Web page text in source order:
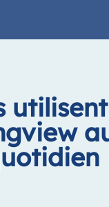
utilisent